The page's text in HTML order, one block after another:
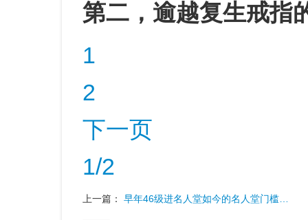
第二，逾越复生戒指
1
2
下一页
1/2
上一篇： 早年46级进名人堂如今的名人堂门槛…